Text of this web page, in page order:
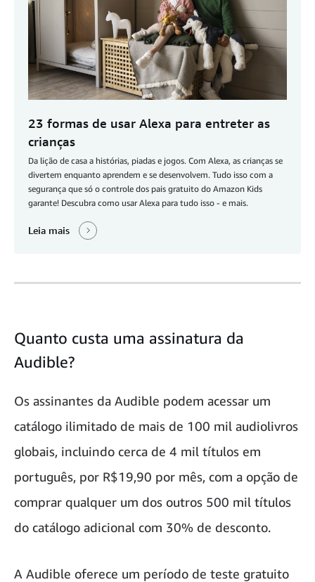
23 formas de usar Alexa para entreter as
crianças
Da lição de casa a histórias, piadas e jogos. Com Alexa, as crianças se
divertem enquanto aprendem e se desenvolvem. Tudo isso com a
segurança que só o controle dos pais gratuito do Amazon Kids
garante! Descubra como usar Alexa para tudo isso - e mais.
Leia mais
Quanto custa uma assinatura da
Audible?
Os assinantes da Audible podem acessar um
catálogo ilimitado de mais de 100 mil audiolivros
globais, incluindo cerca de 4 mil títulos em
português, por R$19,90 por mês, com a opção de
comprar qualquer um dos outros 500 mil títulos
do catálogo adicional com 30% de desconto.
A Audible oferece um período de teste gratuito